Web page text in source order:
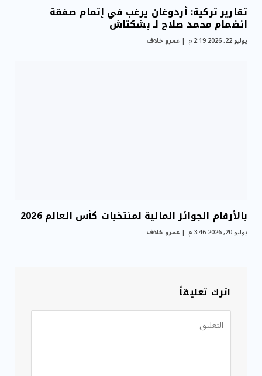
تقارير تركية: أردوغان يرغب في إتمام صفقة
انضمام محمد صلاح لـ بشكتاش
يوليو 22, 2026 2:19 م عمرو خلاف
بالأرقام الجوائز المالية لمنتخبات كأس العالم 2026
يوليو 20, 2026 3:46 م عمرو خلاف
اترك تعليقاً